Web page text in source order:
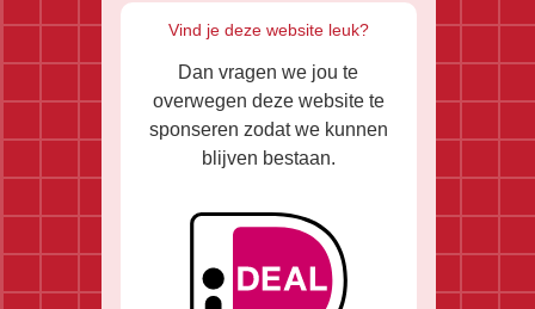
Vind je deze website leuk?
Dan vragen we jou te
overwegen deze website te
sponseren zodat we kunnen
blijven bestaan.